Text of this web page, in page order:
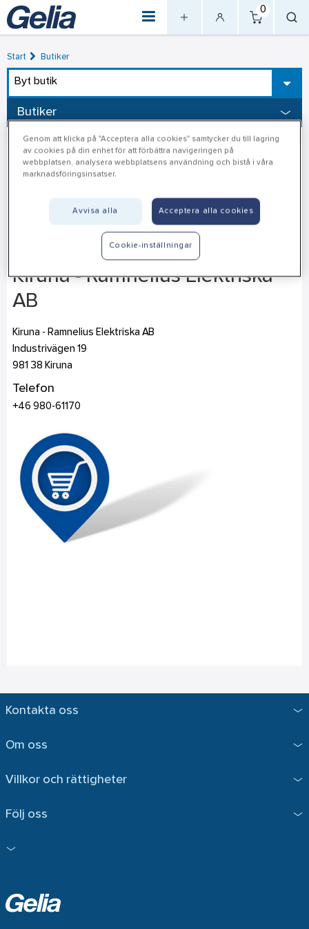
0
Start Butiker
Byt butik
Butiker
Kiruna - Ramnelius Elektriska
AB
Kiruna - Ramnelius Elektriska AB
Industrivägen 19
981 38 Kiruna
Telefon
+46 980-61170
Kontakta oss
Om oss
Villkor och rättigheter
Följ oss
Genom att klicka på "Acceptera alla cookies" samtycker du till lagring
av cookies på din enhet för att förbättra navigeringen på
webbplatsen, analysera webbplatsens användning och bistå i våra
marknadsföringsinsatser.
Avvisa alla Acceptera alla cookies
Cookie-inställningar